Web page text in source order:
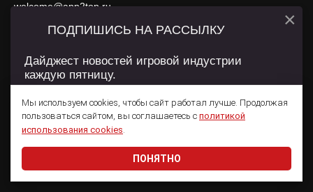
welcome@app2top.ru
При использовании материалов активная ссылка на
Сайт использует IP адреса, cookie, данные геолокации
использования содержатся вПолитике конфиденциальностии
Пользовательском соглашении .
© 2011 — 2026 App2Top 16+
Мы используем cookies, чтобы сайт работал лучше. Продолжая
пользоваться сайтом, вы соглашаетесь с политикой
использования cookies.
ПОНЯТНО
ПОДПИШИСЬ НА РАССЫЛКУ
Дайджест новостей игровой индустрии
каждую пятницу.
Даю согласие на обработкуперсональных данных
×